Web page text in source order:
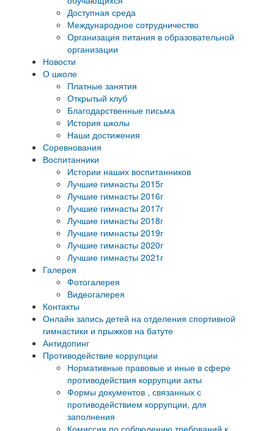
Доступная среда
Международное сотрудничество
Организация питания в образовательной
организации
Новости
О школе
Платные занятия
Открытый клуб
Благодарственные письма
История школы
Наши достижения
Соревнования
Воспитанники
Истории наших воспитанников
Лучшие гимнасты 2015г
Лучшие гимнасты 2016г
Лучшие гимнасты 2017г
Лучшие гимнасты 2018г
Лучшие гимнасты 2019г
Лучшие гимнасты 2020г
Лучшие гимнасты 2021г
Галерея
Фотогалерея
Видеогалерея
Контакты
Онлайн запись детей на отделения спортивной
гимнастики и прыжков на батуте
Антидопинг
Противодействие коррупции
Нормативные правовые и иные в сфере
противодействия коррупции акты
Формы документов , связанных с
противодействием коррупции, для
заполнения
Комиссия по соблюдению требований к